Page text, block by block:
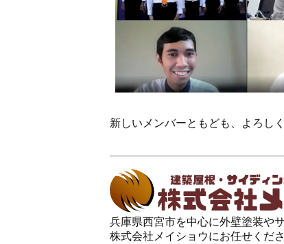
新しいメンバーともども、よろし
兵庫県西宮市を中心に外壁塗装や
株式会社メイショウにお任せくださ